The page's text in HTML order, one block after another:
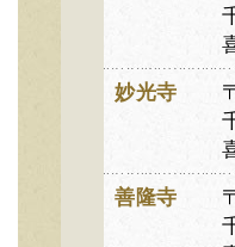
妙光寺
善隆寺